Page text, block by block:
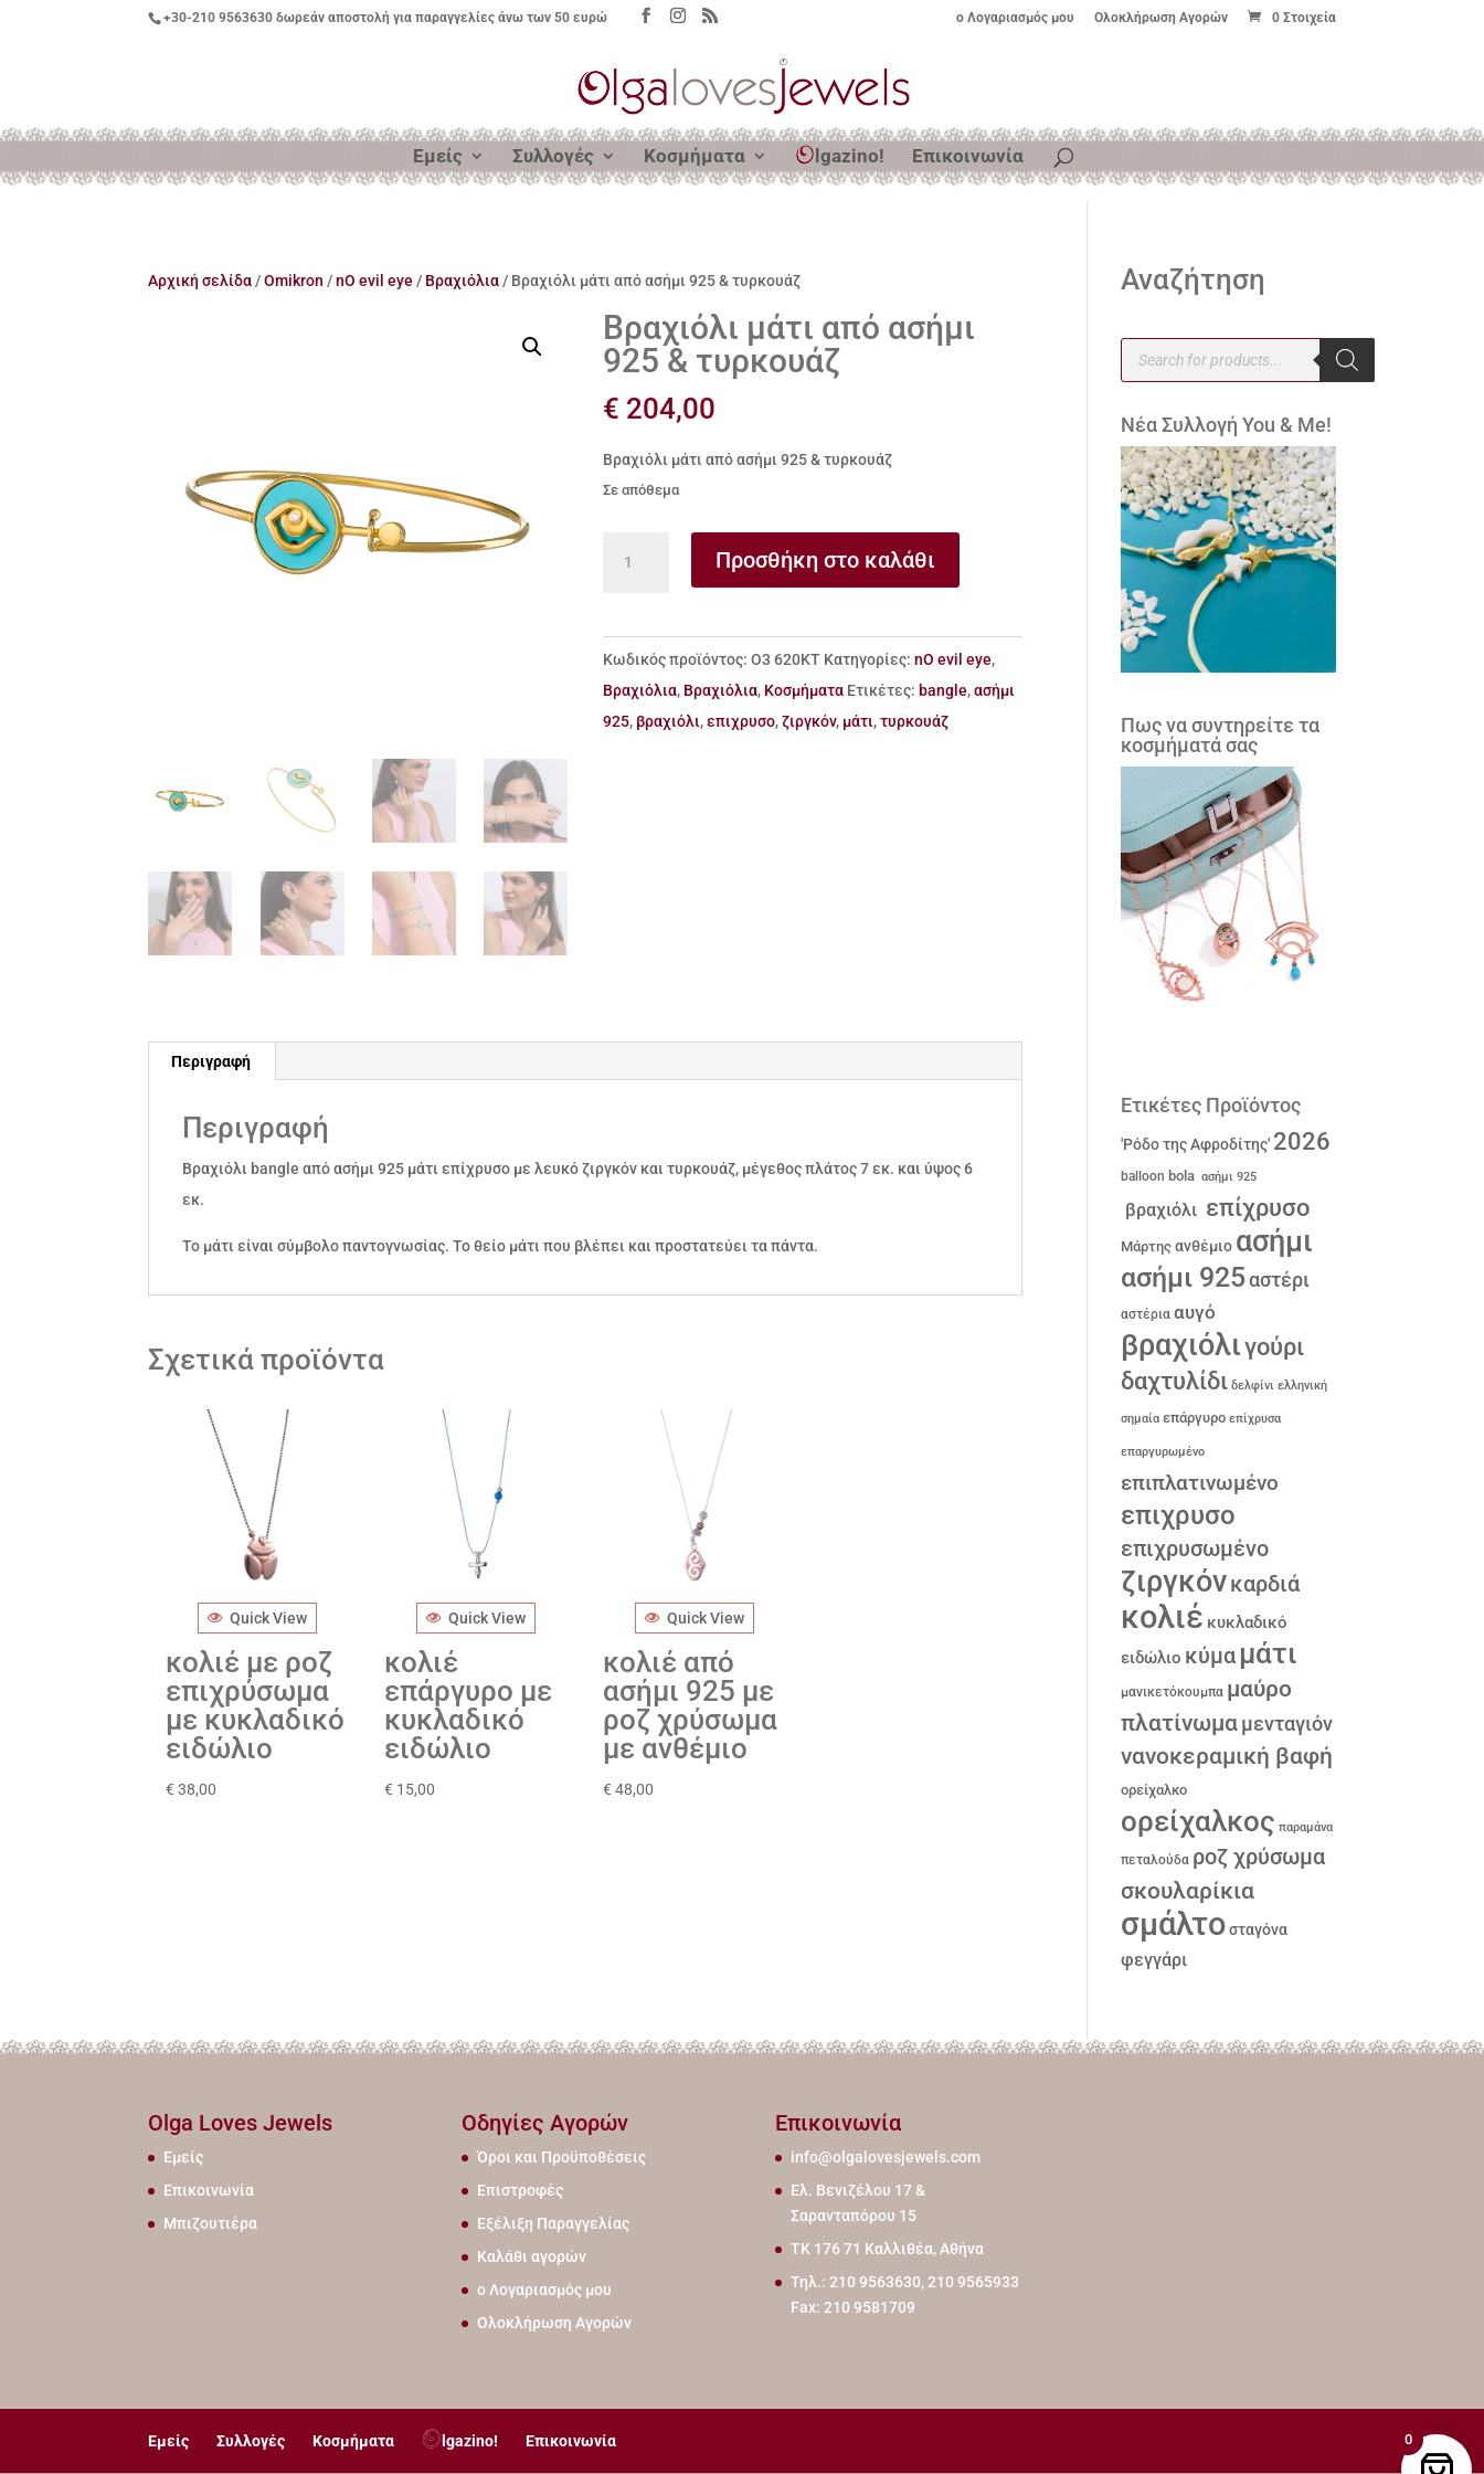
+30-210 9563630 δωρεάν αποστολή για παραγγελίες άνω των 50 ευρώ ο Λογαριασμός μου Ολοκλήρωση Αγορών 0 Στοιχεία
Εμείς Συλλογές Κοσμήματα lgazino! Επικοινωνία
Αρχική σελίδα /Omikron /nO evil eye / Βραχιόλια / Βραχιόλι μάτι από ασήμι 925 & τυρκουάζ
Βραχιόλι μάτι από ασήμι
925 & τυρκουάζ
€ 204,00
Βραχιόλι μάτι από ασήμι 925 & τυρκουάζ
Σε απόθεμα
ασήμι
925
&
τυρκουάζ
Προσθήκη στο καλάθι
Κωδικός προϊόντος:Ο3 620ΚΤ Κατηγορίες:nO evil eye,
Βραχιόλια, Βραχιόλια, Κοσμήματα Ετικέτες: bangle,ασήμι
925, βραχιόλι,επιχρυσο,ζιργκόν, μάτι,τυρκουάζ
Περιγραφή
Περιγραφή
Βραχιόλι bangle από ασήμι 925 μάτι επίχρυσο με λευκό ζιργκόν και τυρκουάζ, μέγεθος πλάτος 7 εκ. και ύψος 6
εκ.
Το μάτι είναι σύμβολο παντογνωσίας. Το θείο μάτι που βλέπει και προστατεύει τα πάντα.
Σχετικά προϊόντα
Quick View
κολιέ με ροζ
επιχρύσωμα
με κυκλαδικό
ειδώλιο
€ 38,00
Quick View
κολιέ
επάργυρο με
κυκλαδικό
ειδώλιο
€ 15,00
Quick View
κολιέ από
ασήμι 925 με
ροζ χρύσωμα
με ανθέμιο
€ 48,00
Αναζήτηση
Products
search
Νέα Συλλογή You & Me!
Πως να συντηρείτε τα
κοσμήματά σας
Ετικέτες Προϊόντος
'Ρόδο της Αφροδίτης' 2026
balloon bola ασήμι 925
βραχιόλι επίχρυσο
Μάρτης ανθέμιο ασήμι
ασήμι 925αστέρι
αστέρια αυγό
βραχιόλιγούρι
δαχτυλίδι δελφίνι ελληνική
σημαία επάργυρο επίχρυσα
επαργυρωμένο
επιπλατινωμένο
επιχρυσο
επιχρυσωμένο
ζιργκόνκαρδιά
κολιέ κυκλαδικό
ειδώλιο κύμα μάτι
μανικετόκουμπα μαύρο
πλατίνωμαμενταγιόν
νανοκεραμική βαφή
ορείχαλκο
ορείχαλκος παραμάνα
πεταλούδα ροζ χρύσωμα
σκουλαρίκια
σμάλτοσταγόνα
φεγγάρι
Olga Loves Jewels
Εμείς
Επικοινωνία
Μπιζουτιέρα
Οδηγίες Αγορών
Όροι και Προϋποθέσεις
Επιστροφές
Εξέλιξη Παραγγελίας
Καλάθι αγορών
ο Λογαριασμός μου
Ολοκλήρωση Αγορών
Επικοινωνία
info@olgalovesjewels.com
Ελ. Βενιζέλου 17 &
Σαρανταπόρου 15
ΤΚ 176 71 Καλλιθέα, Αθήνα
Τηλ.: 210 9563630, 210 9565933
Fax: 210 9581709
Εμείς Συλλογές Κοσμήματα lgazino! Επικοινωνία 0